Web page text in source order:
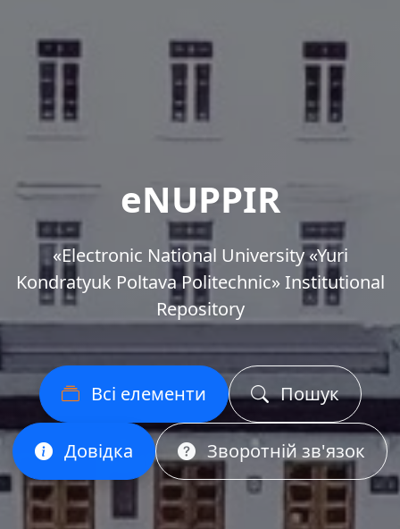
eNUPPIR
«Еlectronic National University «Yuri
Kondratyuk Poltava Politechnic» Institutional
Repository
Всі елементи Пошук
Довідка Зворотній зв'язок